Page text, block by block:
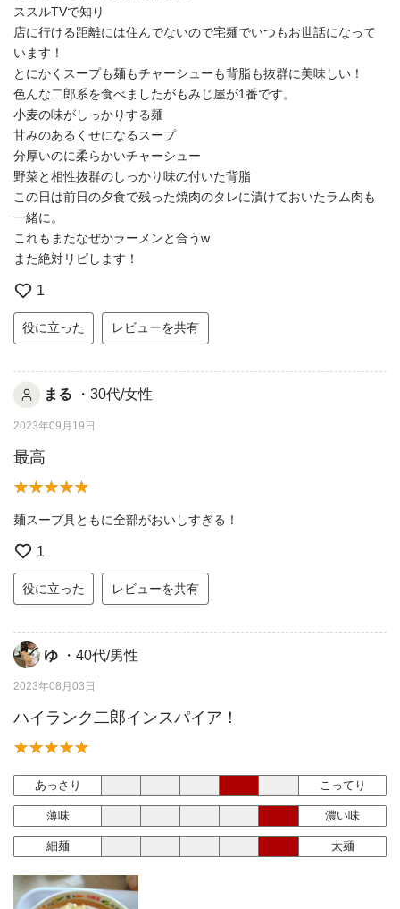
ススルTVで知り
店に行ける距離には住んでないので宅麺でいつもお世話になって
います！
とにかくスープも麺もチャーシューも背脂も抜群に美味しい！
色んな二郎系を食べましたがもみじ屋が1番です。
小麦の味がしっかりする麺
甘みのあるくせになるスープ
分厚いのに柔らかいチャーシュー
野菜と相性抜群のしっかり味の付いた背脂
この日は前日の夕食で残った焼肉のタレに漬けておいたラム肉も
一緒に。
これもまたなぜかラーメンと合うw
また絶対リピします！
1
役に立った レビューを共有
まる ・30代/女性
2023年09月19日
最高
麺スープ具ともに全部がおいしすぎる！
1
役に立った レビューを共有
ゆ ・40代/男性
2023年08月03日
ハイランク二郎インスパイア！
あっさり こってり
薄味 濃い味
細麺 太麺